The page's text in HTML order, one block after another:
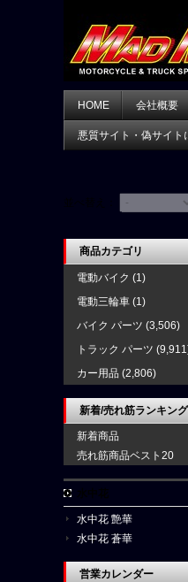
HOME 会社概要
悪質サイト・偽サイト
商品カテゴリ
電動バイク (1)
電動三輪車 (1)
バイク パーツ (3,506)
トラック パーツ
カー用品 (2,806)
新着/売れ筋ランキング
新着商品
売れ筋商品ベスト20
水中花 艶華
水中花 蒼華
営業カレンダー